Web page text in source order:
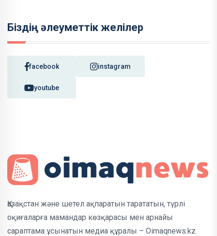
Біздің әлеуметтік желілер
facebook instagram
youtube
Қазақстан және шетел ақпаратын тарататын, түрлі
оқиғаларға мамандар көзқарасы мен арнайы
сараптама ұсынатын медиа құралы – Oimaqnews.kz.